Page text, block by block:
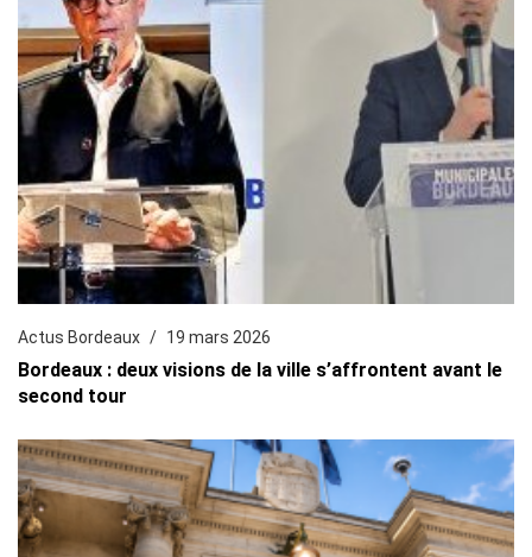
Actus Bordeaux 19 mars 2026
Bordeaux : deux visions de la ville s’affrontent avant le
second tour